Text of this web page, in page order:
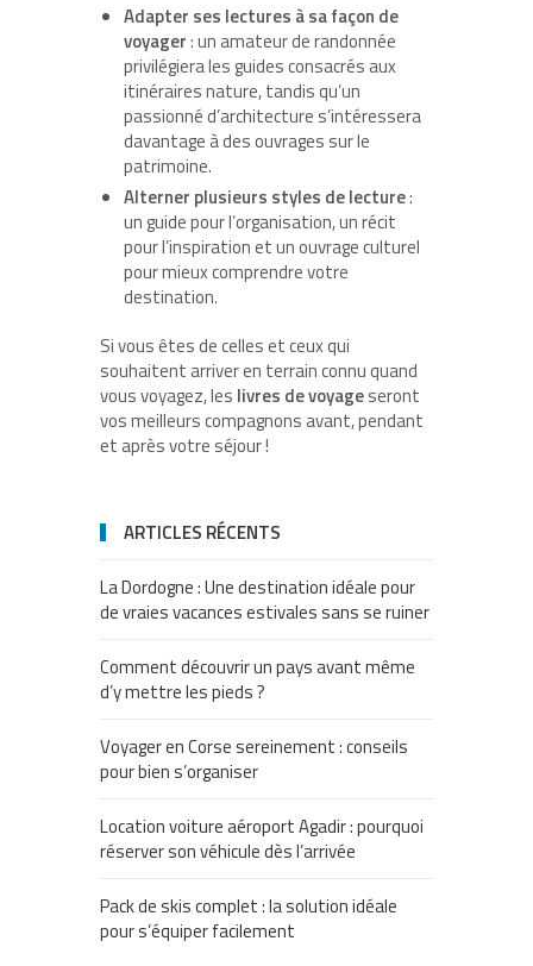
Adapter ses lectures à sa façon de
voyager: un amateur de randonnée
privilégiera les guides consacrés aux
itinéraires nature, tandis qu’un
passionné d’architecture s’intéressera
davantage à des ouvrages sur le
patrimoine.
Alterner plusieurs styles de lecture:
un guide pour l’organisation, un récit
pour l’inspiration et un ouvrage culturel
pour mieux comprendre votre
destination.
Si vous êtes de celles et ceux qui
souhaitent arriver en terrain connu quand
vous voyagez, les livres de voyageseront
vos meilleurs compagnons avant, pendant
et après votre séjour !
ARTICLES RÉCENTS
La Dordogne : Une destination idéale pour
de vraies vacances estivales sans se ruiner
Comment découvrir un pays avant même
d’y mettre les pieds ?
Voyager en Corse sereinement : conseils
pour bien s’organiser
Location voiture aéroport Agadir : pourquoi
réserver son véhicule dès l’arrivée
Pack de skis complet : la solution idéale
pour s’équiper facilement